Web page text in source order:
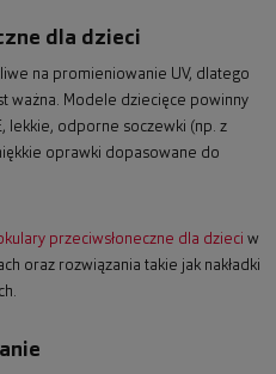
dla dzieci
na promieniowanie UV, dlatego
ważna. Modele dziecięce powinny
lekkie, odporne soczewki (np. z
oprawki dopasowane do
przeciwsłoneczne dla dzieci w
oraz rozwiązania takie jak nakładki